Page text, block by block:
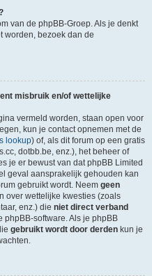
van de phpBB-Groep. Als je denkt
worden, bezoek dan de
misbruik en/of wettelijke
vermeld worden, staan open voor
kun je contact opnemen met de
lookup) of, als dit forum op een gratis
dotbb.be, enz.), het beheer of
je er bewust van dat phpBB Limited
geval aansprakelijk gehouden kan
gebruikt wordt. Neem geen
over wettelijke kwesties (zoals
enz.) die niet direct verband
phpBB-software. Als je phpBB
gebruikt wordt door derden kun je